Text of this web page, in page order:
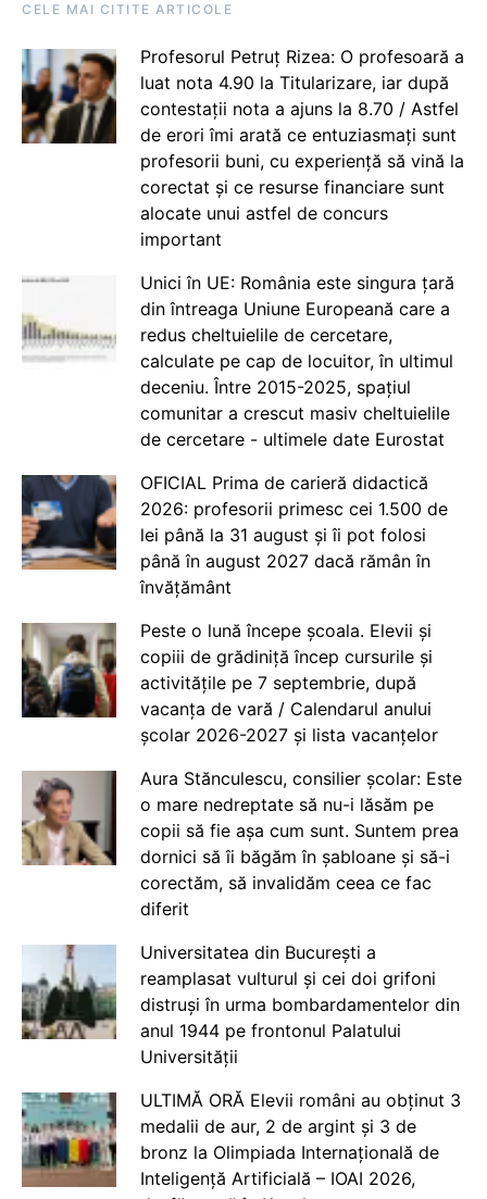
CELE MAI CITITE ARTICOLE
Profesorul Petruț Rizea: O profesoară a
luat nota 4.90 la Titularizare, iar după
contestații nota a ajuns la 8.70 / Astfel
de erori îmi arată ce entuziasmați sunt
profesorii buni, cu experiență să vină la
corectat și ce resurse financiare sunt
alocate unui astfel de concurs
important
Unici în UE: România este singura țară
din întreaga Uniune Europeană care a
redus cheltuielile de cercetare,
calculate pe cap de locuitor, în ultimul
deceniu. Între 2015-2025, spațiul
comunitar a crescut masiv cheltuielile
de cercetare - ultimele date Eurostat
OFICIAL Prima de carieră didactică
2026: profesorii primesc cei 1.500 de
lei până la 31 august și îi pot folosi
până în august 2027 dacă rămân în
învățământ
Peste o lună începe școala. Elevii și
copiii de grădiniță încep cursurile și
activitățile pe 7 septembrie, după
vacanța de vară / Calendarul anului
școlar 2026-2027 și lista vacanțelor
Aura Stănculescu, consilier școlar: Este
o mare nedreptate să nu-i lăsăm pe
copii să fie așa cum sunt. Suntem prea
dornici să îi băgăm în șabloane și să-i
corectăm, să invalidăm ceea ce fac
diferit
Universitatea din București a
reamplasat vulturul și cei doi grifoni
distruși în urma bombardamentelor din
anul 1944 pe frontonul Palatului
Universității
ULTIMĂ ORĂ Elevii români au obținut 3
medalii de aur, 2 de argint și 3 de
bronz la Olimpiada Internațională de
Inteligență Artificială – IOAI 2026,